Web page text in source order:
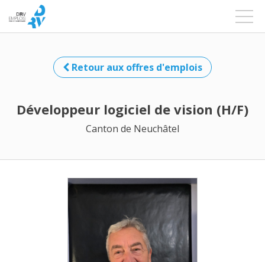
Développeur logiciel de vision (H/F)
Canton de Neuchâtel
Retour aux offres d'emplois